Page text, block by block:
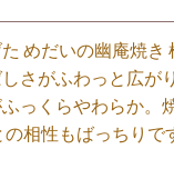
めだいの幽庵焼き
さがふわっと広が
っくらやわらか。
の相性もばっちりで